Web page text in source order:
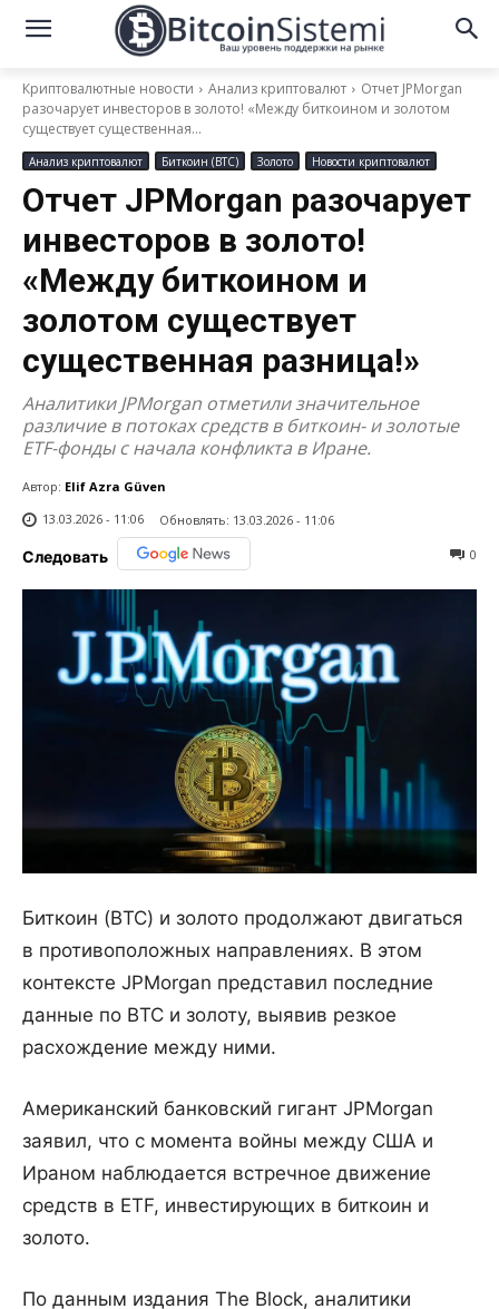
Криптовалютные новости Анализ криптовалют
Отчет JPMorgan
разочарует инвесторов в золото! «Между биткоином и золотом
существует существенная...
Анализ криптовалют Биткоин (BTC) Золото Новости криптовалют
Отчет JPMorgan разочарует
инвесторов в золото!
«Между биткоином и
золотом существует
существенная разница!»
Аналитики JPMorgan отметили значительное
различие в потоках средств в биткоин- и золотые
ETF-фонды с начала конфликта в Иране.
Автор: Elif Azra Güven
13.03.2026 - 11:06
Обновлять: 13.03.2026 - 11:06
Следовать 0
Биткоин (BTC) и золото продолжают двигаться
в противоположных направлениях. В этом
контексте JPMorgan представил последние
данные по BTC и золоту, выявив резкое
расхождение между ними.
Американский банковский гигант JPMorgan
заявил, что с момента войны между США и
Ираном наблюдается встречное движение
средств в ETF, инвестирующих в биткоин и
золото.
По данным издания The Block, аналитики